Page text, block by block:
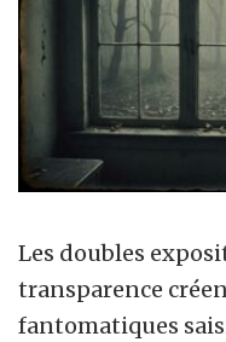
Les doubles
transparence
fantomatiques